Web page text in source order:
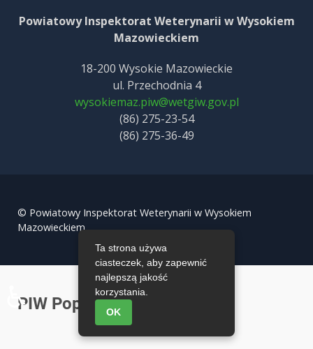
Ta strona używa
ciasteczek, aby zapewnić
najlepszą jakość
korzystania.
OK
Powiatowy Inspektorat Weterynarii w Wysokiem
Mazowieckiem
18-200 Wysokie Mazowieckie
ul. Przechodnia 4
wysokiemaz.piw@wetgiw.gov.pl
(86) 275-23-54
(86) 275-36-49
© Powiatowy Inspektorat Weterynarii w Wysokiem
Mazowieckiem.
PIW Popup Komunikat